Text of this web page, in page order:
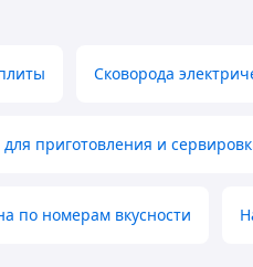
Сковорода
приготовления и
по номерам вкусности